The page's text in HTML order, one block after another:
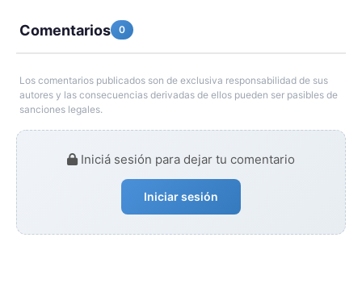
Comentarios 0
Los comentarios publicados son de exclusiva responsabilidad de sus
autores y las consecuencias derivadas de ellos pueden ser pasibles de
sanciones legales.
Iniciá sesión para dejar tu comentario
Iniciar sesión